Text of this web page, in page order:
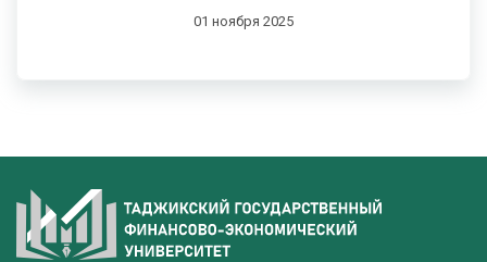
ИҚТИСОД”
01 ноября 2025